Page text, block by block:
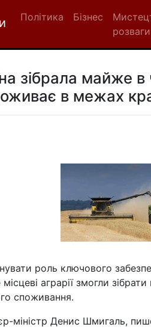
Політика Бізнес
розваги
зібрала майже в
в межах
роль ключового
аграрії змогли
споживання.
міністр Денис Шмигаль, пише